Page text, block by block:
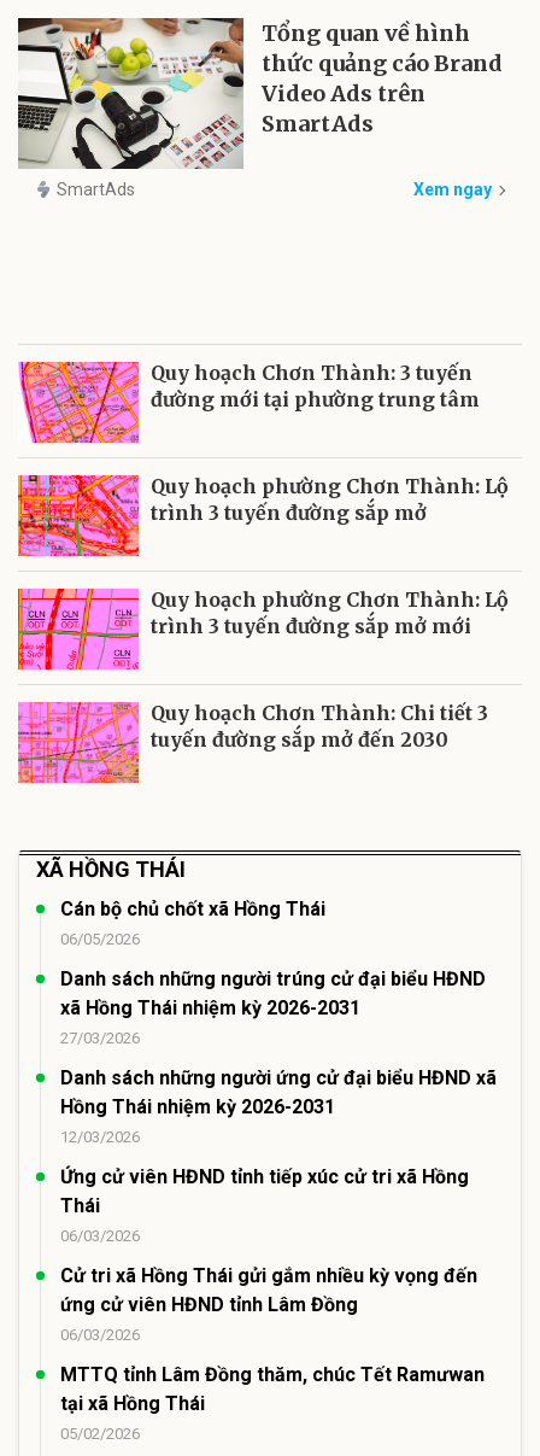
Tổng quan về hình
thức quảng cáo Brand
Video Ads trên
SmartAds
SmartAds Xem ngay
Quy hoạch Chơn Thành: 3 tuyến
đường mới tại phường trung tâm
Quy hoạch phường Chơn Thành: Lộ
trình 3 tuyến đường sắp mở
Quy hoạch phường Chơn Thành: Lộ
trình 3 tuyến đường sắp mở mới
Quy hoạch Chơn Thành: Chi tiết 3
tuyến đường sắp mở đến 2030
XÃ HỒNG THÁI
Cán bộ chủ chốt xã Hồng Thái
06/05/2026
Danh sách những người trúng cử đại biểu HĐND
xã Hồng Thái nhiệm kỳ 2026-2031
27/03/2026
Danh sách những người ứng cử đại biểu HĐND xã
Hồng Thái nhiệm kỳ 2026-2031
12/03/2026
Ứng cử viên HĐND tỉnh tiếp xúc cử tri xã Hồng
Thái
06/03/2026
Cử tri xã Hồng Thái gửi gắm nhiều kỳ vọng đến
ứng cử viên HĐND tỉnh Lâm Đồng
06/03/2026
MTTQ tỉnh Lâm Đồng thăm, chúc Tết Ramưwan
tại xã Hồng Thái
05/02/2026